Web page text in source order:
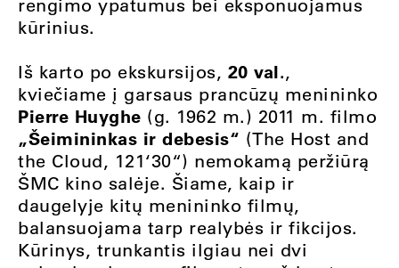
rengimo ypatumus bei eksponuojamus
kūrinius.
Iš karto po ekskursijos, 20 val.,
kviečiame į garsaus prancūzų menininko
Pierre Huyghe (g. 1962 m.) 2011 m. filmo
„Šeimininkas ir debesis“ (The Host and
the Cloud, 121‘30“) nemokamą peržiūrą
ŠMC kino salėje. Šiame, kaip ir
daugelyje kitų menininko filmų,
balansuojama tarp realybės ir fikcijos.
Kūrinys, trunkantis ilgiau nei dvi